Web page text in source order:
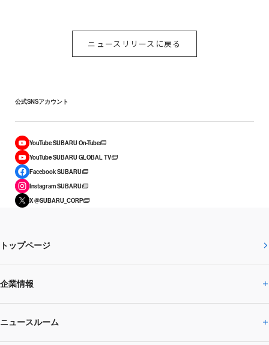
ニュースリリースに戻る
公式SNSアカウント
YouTube SUBARU On-Tube
YouTube SUBARU GLOBAL TV
Facebook SUBARU
Instagram SUBARU
X @SUBARU_CORP
トップページ
企業情報
企業情報トップ
ニュースルーム